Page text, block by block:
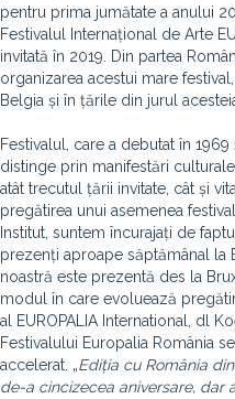
pentru prima jumătate a anului
Festivalul Internațional de Arte
invitată în 2019. Din partea
organizarea acestui mare
Belgia și în țările din jurul
Festivalul, care a debutat în
distinge prin manifestări
atât trecutul țării invitate, cât și
pregătirea unui asemenea
Institut, suntem încurajați de
prezenți aproape săptămânal la
noastră este prezentă des la
modul în care evoluează
al EUROPALIA International, dl
Festivalului Europalia România
accelerat. „Ediția cu România
de-a cincizecea aniversare, dar